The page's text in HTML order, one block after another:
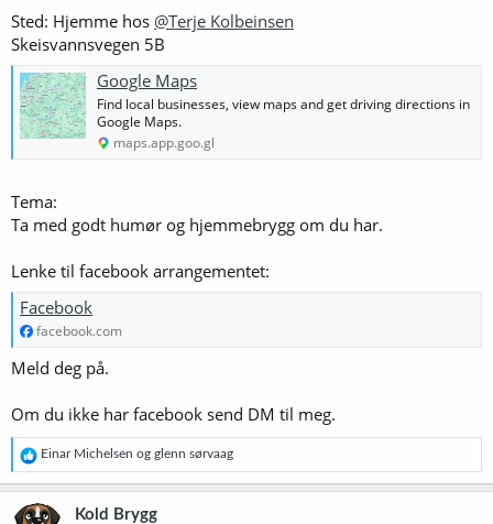
Sted: Hjemme hos @Terje Kolbeinsen
Skeisvannsvegen 5B
Google Maps
Find local businesses, view maps and get driving directions in
Google Maps.
maps.app.goo.gl
Tema:
Ta med godt humør og hjemmebrygg om du har.
Lenke til facebook arrangementet:
Facebook
facebook.com
Meld deg på.
Om du ikke har facebook send DM til meg.
R
e
a
k
Einar Michelsen og glenn sørvaag
Kold Brygg